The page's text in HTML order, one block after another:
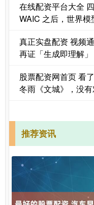
在线配资平台大全
WAIC 之后，世界模
真正实盘配资 视频
再证「生成即理解
股票配资网首页 看
冬雨《文城》，没
推荐资讯